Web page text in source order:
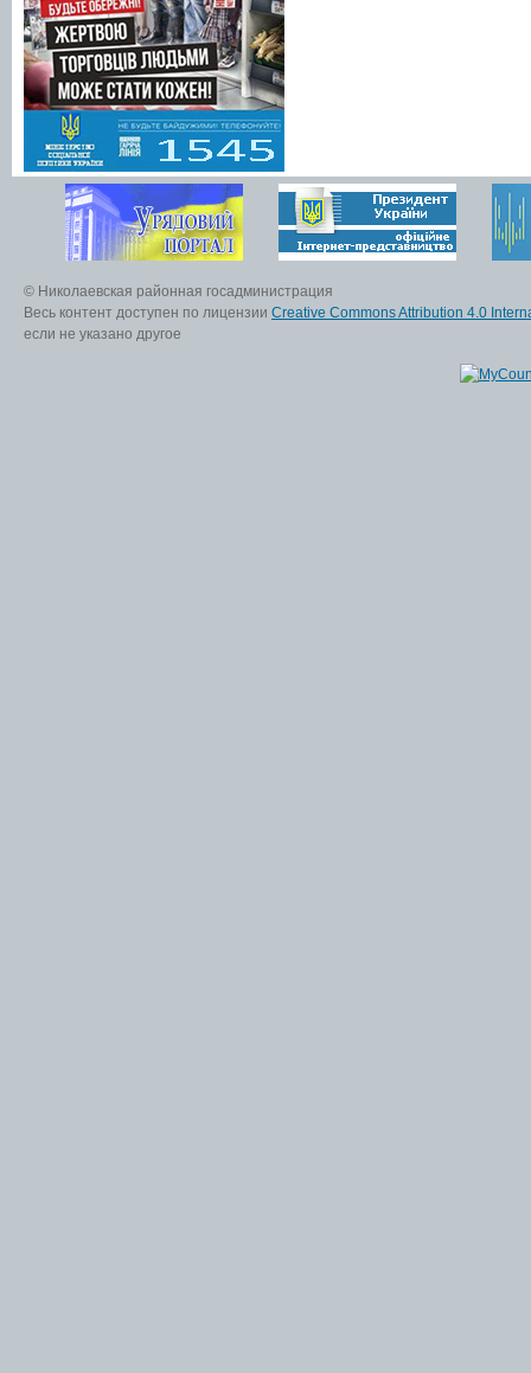
© Николаевская районная госадминистрация
Весь контент доступен по лицензии Creative Commons Attribution 4.0
если не указано другое